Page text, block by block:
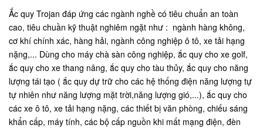
Ắc quy Trojan đáp ứng các ngành nghề có tiêu chuẩn an toàn
cao, tiêu chuần kỹ thuật nghiêm ngặt như : ngành hàng không,
cơ khí chính xác, hàng hải, ngành công nghiệp ô tô, xe tải hạng
nặng,... Dùng cho máy chà sàn công nghiệp, ắc quy cho xe golf,
ắc quy cho xe thang nâng, ắc quy cho tàu thủy, ắc quy cho năng
lượng tái tạo ( ắc quy dự trữ cho các hệ thống điện năng lượng tự
tự nhiên như năng lượng mặt trời,năng lượng gió,...), ắc quy cho
các xe ô tô, xe tải hạng nặng, các thiết bị văn phòng, chiếu sáng
khẩn cấp, máy tính, các bộ cấp nguồn khi mất mạng điện, đèn